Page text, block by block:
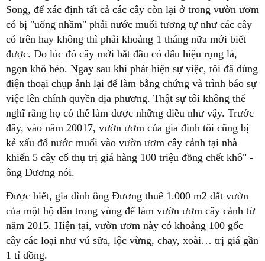
Song, để xác định tất cả các cây còn lại ở trong vườn ươm
có bị "uống nhầm" phải nước muối tương tự như các cây
có trên hay không thì phải khoảng 1 tháng nữa mới biết
được. Do lúc đó cây mới bắt đầu có dấu hiệu rụng lá,
ngọn khô héo. Ngay sau khi phát hiện sự việc, tôi đã dùng
điện thoại chụp ảnh lại để làm bằng chứng và trình báo sự
việc lên chính quyền địa phương. Thật sự tôi không thể
nghĩ rằng họ có thể làm được những điều như vậy. Trước
đây, vào năm 20017, vườn ươm của gia đình tôi cũng bị
kẻ xấu đổ nước muối vào vườn ươm cây cảnh tại nhà
khiến 5 cây cổ thụ trị giá hàng 100 triệu đồng chết khô" -
ông Đương nói.
Được biết, gia đình ông Đương thuê 1.000 m2 đất vườn
của một hộ dân trong vùng để làm vườn ươm cây cảnh từ
năm 2015. Hiện tại, vườn ươm này có khoảng 100 gốc
cây các loại như vú sữa, lộc vừng, chay, xoài… trị giá gần
1 tỉ đồng.